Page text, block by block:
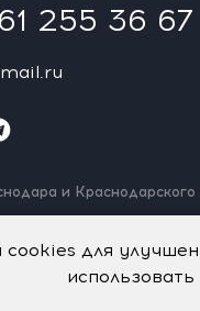
255 36 67
и Краснодарского
Выделите и нажмите
для